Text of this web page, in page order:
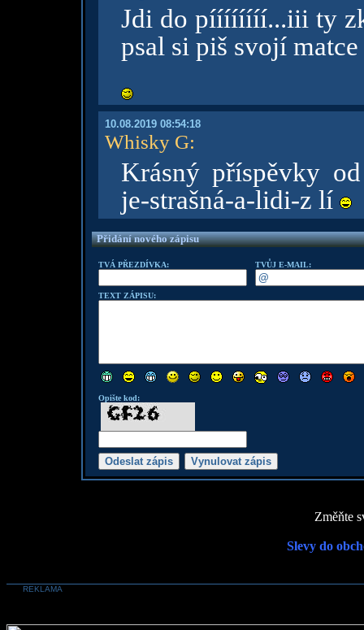
Jdi do píííííííí...iii ty
psal si piš svojí matce
10.08.2019 08:54:18
Whisky G:
Krásný příspěvky
je-strašná-a-lidi-z lí
Přidání nového zápisu
TVÁ PŘEZDÍVKA: TVŮJ E-MAIL:
TEXT ZÁPISU:
Opište kod:
Změňte
Slevy do
REKLAMA